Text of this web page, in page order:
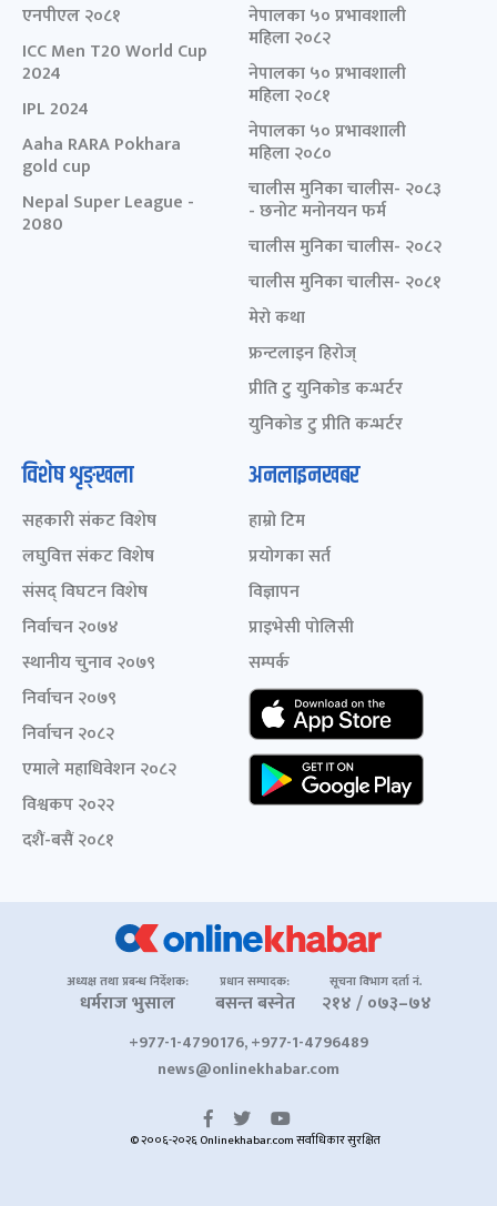
एनपीएल २०८१
ICC Men T20 World Cup
2024
IPL 2024
Aaha RARA Pokhara
gold cup
Nepal Super League -
2080
नेपालका ५० प्रभावशाली
महिला २०८२
नेपालका ५० प्रभावशाली
महिला २०८१
नेपालका ५० प्रभावशाली
महिला २०८०
चालीस मुनिका चालीस- २०८३
- छनोट मनोनयन फर्म
चालीस मुनिका चालीस- २०८२
चालीस मुनिका चालीस- २०८१
मेरो कथा
फ्रन्टलाइन हिरोज्
प्रीति टु युनिकोड कन्भर्टर
युनिकोड टु प्रीति कन्भर्टर
विशेष शृङ्खला
सहकारी संकट विशेष
लघुवित्त संकट विशेष
संसद् विघटन विशेष
निर्वाचन २०७४
स्थानीय चुनाव २०७९
निर्वाचन २०७९
निर्वाचन २०८२
एमाले महाधिवेशन २०८२
विश्वकप २०२२
दशैं-बसैं २०८१
अनलाइनखबर
हाम्रो टिम
प्रयोगका सर्त
विज्ञापन
प्राइभेसी पोलिसी
सम्पर्क
अध्यक्ष तथा प्रबन्ध निर्देशक:
धर्मराज भुसाल
प्रधान सम्पादक:
बसन्त बस्नेत
सूचना विभाग दर्ता नं.
२१४ / ०७३–७४
+977-1-4790176, +977-1-4796489
news@onlinekhabar.com
© २००६-२०२६ Onlinekhabar.com सर्वाधिकार सुरक्षित